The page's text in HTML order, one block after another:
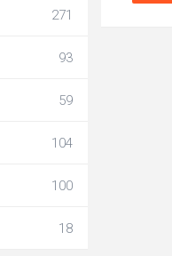
271
93
59
104
100
18